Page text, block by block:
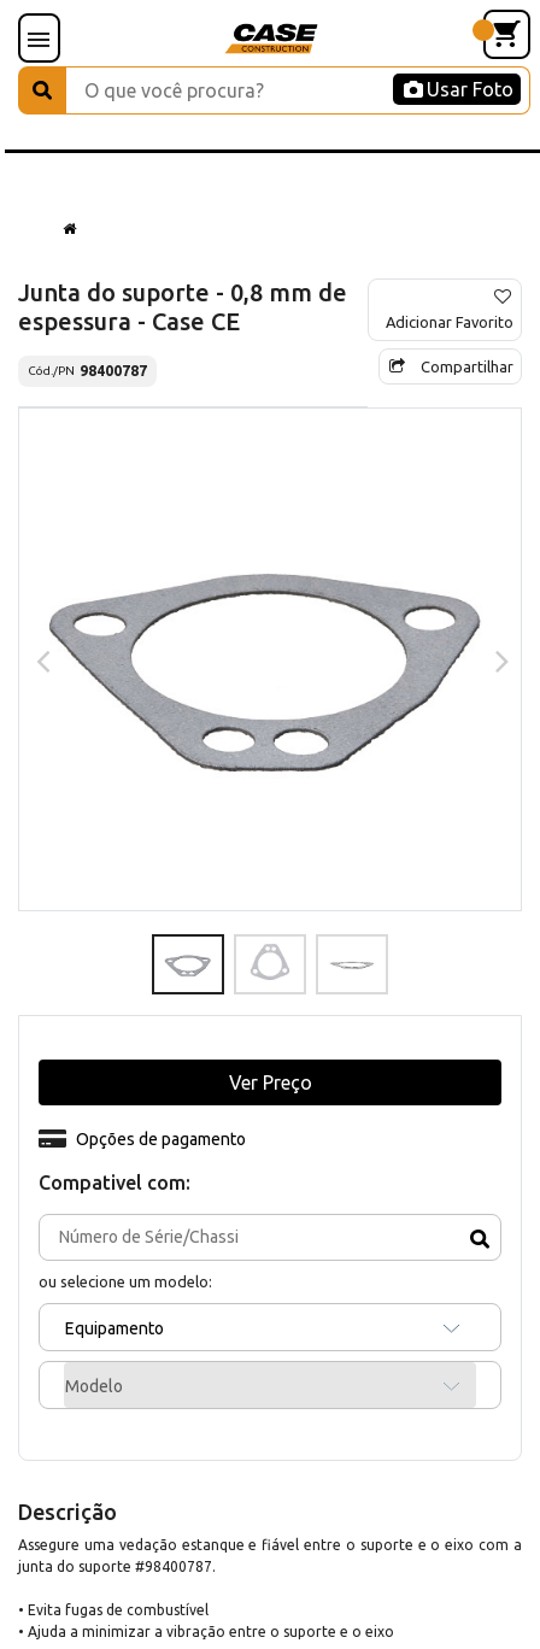
Usar Foto
Junta do suporte - 0,8 mm de
espessura - Case CE
Cód./PN 98400787
Adicionar Favorito
Compartilhar
Compativel com:
ou selecione um modelo:
Equipamento
Modelo
Opções de pagamento
Ver Preço
Descrição
Assegure uma vedação estanque e fiável entre o suporte e o eixo com a
junta do suporte #98400787.
• Evita fugas de combustível
• Ajuda a minimizar a vibração entre o suporte e o eixo